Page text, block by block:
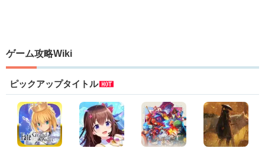
ゲーム攻略Wiki
ピックアップタイトル